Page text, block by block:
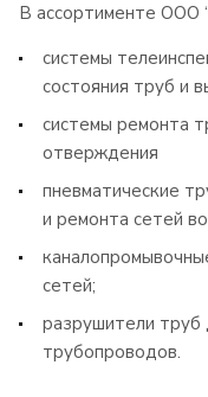
В ассортименте
системы
состояния труб и
системы ремонта
отверждения
пневматические
и ремонта сетей
сетей;
разрушители труб
трубопроводов.